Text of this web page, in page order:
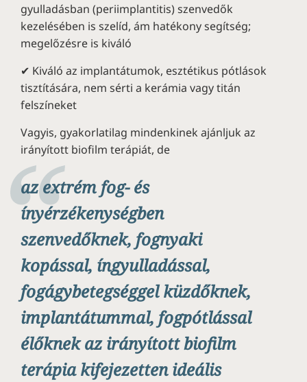
gyulladásban (periimplantitis) szenvedők
kezelésében is szelíd, ám hatékony segítség;
megelőzésre is kiváló
✔ Kiváló az implantátumok, esztétikus pótlások
tisztítására, nem sérti a kerámia vagy titán
felszíneket
Vagyis, gyakorlatilag mindenkinek ajánljuk az
irányított biofilm terápiát, de
az extrém fog- és
ínyérzékenységben
szenvedőknek, fognyaki
kopással, íngyulladással,
fogágybetegséggel küzdőknek,
implantátummal, fogpótlással
élőknek az irányított biofilm
terápia kifejezetten ideális